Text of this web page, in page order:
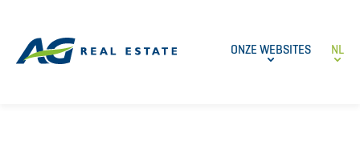
ONZE WEBSITES NL